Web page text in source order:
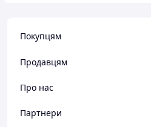
Покупцям
Продавцям
Про нас
Партнери